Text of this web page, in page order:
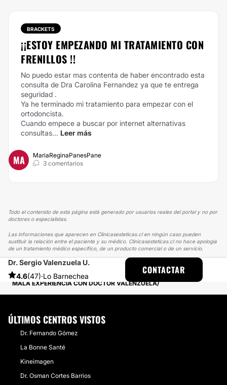
BRACKETS
¡¡ESTOY EMPEZANDO MI TRATAMIENTO CON
FRENILLOS !!
No puedo estar mas contenta de haber encontrado esta
consulta de Dra Carolina Fernandez ya que te entrega
seguridad .
Ya he terminado mi tratamiento para empezar con el
ortodoncista.
Cuando empece a buscar por internet alternativas
consultas... Leer más
MA
MariaReginaPanesPane
3 comentarios
Todo el contenido de esta página está generado por usuarios reales del portal y no por
doctores o especialistas.
Las informaciones que aparecen en Clinicasesteticas.cl en ningún caso pueden
sustituir la relación entre el paciente y su médico. Clinicasesteticas.cl no hace apología
de un tratamiento médico específico, de un producto comercial o de un servicio.
Dr. Sergio Valenzuela U.
4.6(47)·Lo Barnechea
CONTACTAR
CLINICASESTETICAS
EXPERIENCIAS
EXPERIENCIAS SOBRE LIPOSUCCIÓN
MALA EXPERIENCIA CON DOCTOR VALENZUELA
ÚLTIMOS CENTROS VISTOS
Dr. Fernando Gómez
La Bonne Santé
Kineimagen
Dr. Osman Cortes Barrios